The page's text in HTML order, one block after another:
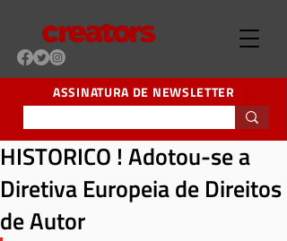
ASSINATURA DE NEWSLETTER
HISTORICO ! Adotou-se a
Diretiva Europeia de Direitos
de Autor